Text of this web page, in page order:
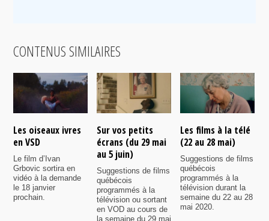
CONTENUS SIMILAIRES
Les oiseaux ivres
en VSD
Le film d’Ivan
Grbovic sortira en
vidéo à la demande
le 18 janvier
prochain.
Sur vos petits
écrans (du 29 mai
au 5 juin)
Suggestions de films
québécois
programmés à la
télévision ou sortant
en VOD au cours de
la semaine du 29 mai
Les films à la télé
(22 au 28 mai)
Suggestions de films
québécois
programmés à la
télévision durant la
semaine du 22 au 28
mai 2020.